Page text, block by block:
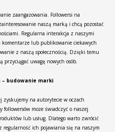
zaangażowania. Followersi na
naszą marką i chcą pozostać
Regularna interakcja z naszymi
lub publikowanie ciekawych
z naszą społecznością. Dzięki temu
przyciągać uwagę nowych osób.
budowanie marki
na autorytecie w oczach
może świadczyć o naszej
lub usług. Dlatego warto zwrócić
ich pojawiania się na naszym